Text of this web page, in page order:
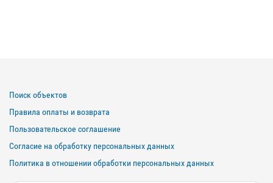
Поиск объектов
Правила оплаты и возврата
Пользовательское соглашение
Согласие на обработку персональных данных
Политика в отношении обработки персональных данных